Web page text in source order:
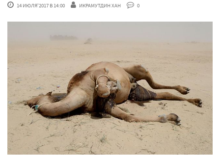
14 ИЮЛЯ'2017 В 14:00 ИКРАМУТДИН ХАН 0